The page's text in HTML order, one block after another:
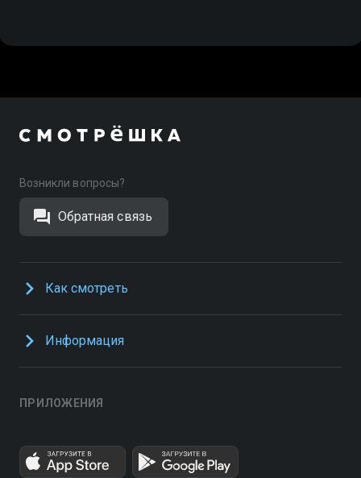
Возникли вопросы?
Обратная связь
Как смотреть
Информация
ПРИЛОЖЕНИЯ